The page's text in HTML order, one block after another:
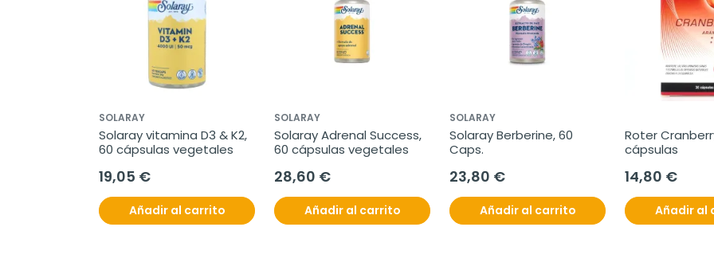
SOLARAY
Solaray vitamina D3 & K2,
60 cápsulas vegetales
19,05 €
Añadir al carrito
SOLARAY
Solaray Adrenal Success,
60 cápsulas vegetales
28,60 €
Añadir al carrito
SOLARAY
Solaray Berberine, 60
Caps.
23,80 €
Añadir al carrito
Roter
cápsulas
14,80 €
Añadir al